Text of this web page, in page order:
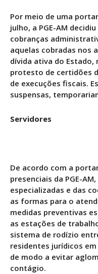
Por meio de uma
julho, a PGE-AM
cobranças
aquelas cobradas nos
dívida ativa do Estado,
protesto de certidões
de execuções fiscais.
suspensas,
Servidores
De acordo com a
presenciais da PGE-
especializadas e das
as formas para o
medidas preventivas
as estações de
sistema de rodízio
residentes jurídicos
de modo a evitar
contágio.